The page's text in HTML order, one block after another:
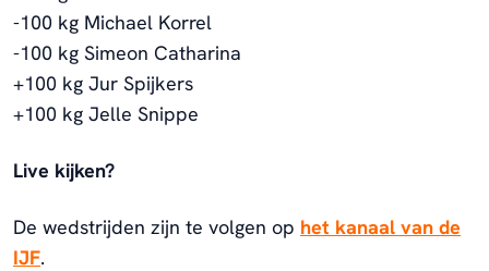
-100 kg Michael Korrel
-100 kg Simeon Catharina
+100 kg Jur Spijkers
+100 kg Jelle Snippe
Live kijken?
De wedstrijden zijn te volgen op het kanaal van de
IJF.